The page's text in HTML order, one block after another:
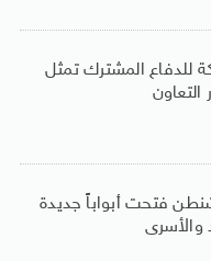
للدفاع المشترك تمثل
فتحت أبواباً جديدة
والأسرى